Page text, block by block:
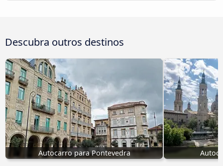
Descubra outros destinos
Autocarro para Pontevedra